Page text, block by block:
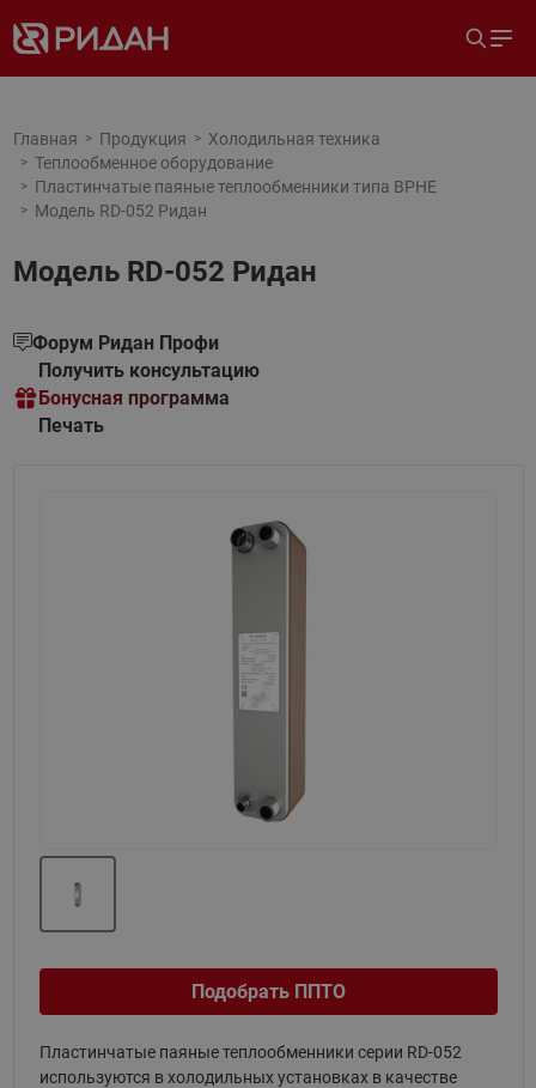
Главная Продукция
Холодильная техника
Теплообменное оборудование
Пластинчатые паяные теплообменники типа BPHE
Модель RD-052 Ридан
Модель RD-052 Ридан
Форум Ридан Профи
Получить консультацию
Бонусная программа
Печать
Подобрать ППТО
Пластинчатые паяные теплообменники серии RD-052
используются в холодильных установках в качестве